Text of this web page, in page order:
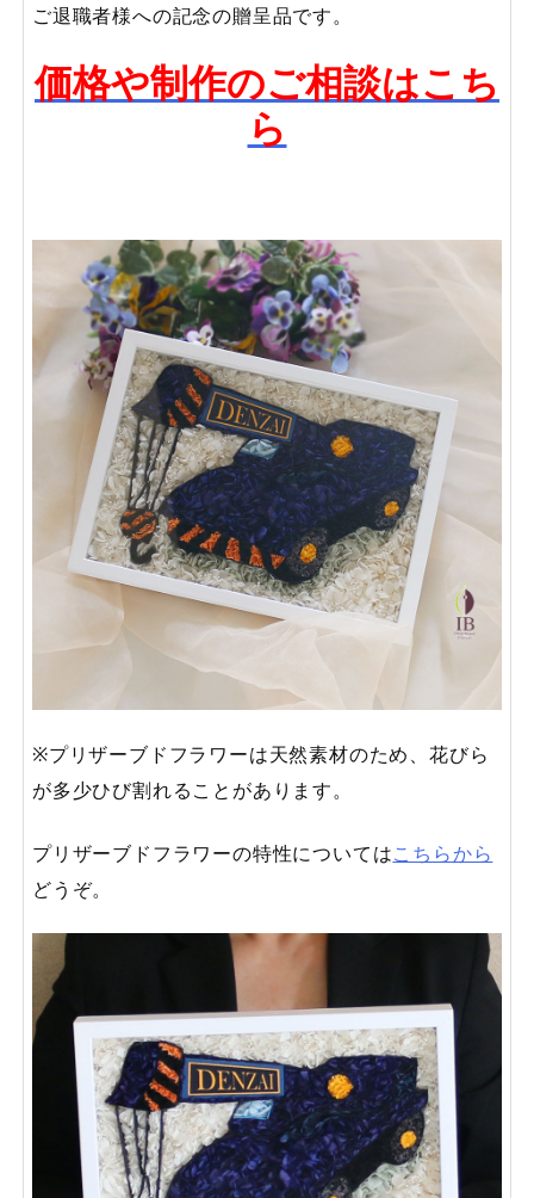
ご退職者様への記念の贈呈品です。
価格や制作のご相談はこち
ら
※プリザーブドフラワーは天然素材のため、花びら
が多少ひび割れることがあります。
プリザーブドフラワーの特性についてはこちらから
どうぞ。